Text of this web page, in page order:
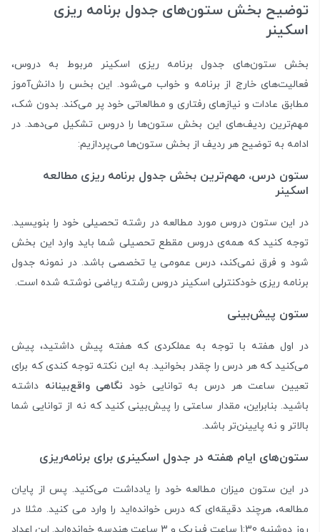
توضیح بخش ستون‌های جدول برنامه‌ ریزی
اسکینر
بخش ستون‌های جدول برنامه‌ ریزی اسکینر مربوط به دروس،
فعالیت‌های خارج از برنامه و خواب می‌شود. این بخس را دانش‌آموز
مطابق عادات و نیازهای رفتاری و مطالعاتی خود پر می‌کند. بدون شک،
مهم‌ترین ردیف‌های این بخش ستون‌ها را دروس تشکیل می‌دهد. در
ادامه به توضیح هر ردیف از بخش ستون‌ها می‌پردازیم:
ستون درس، مهم‌ترین بخش جدول برنامه ریزی مطالعه
اسکینر
در این ستون دروس مورد مطالعه در رشته تحصیلی خود را بنویسید.
توجه کنید که همه‌ی دروس مقطع تحصیلی شما باید وارد این بخش
شود و فرق نمی‌کند، درس عمومی یا تخصصی باشد. در نمونه جدول
برنامه ریزی خودکنترلی اسکینر دروس رشته ریاضی نوشته شده است.
ستون پیش‌بینی
در اول هفته با توجه به عملکردی که هفته پیش داشتید، پیش
می‌کنید که هر درس را چقدر بخوانید. به این نکته توجه کندی که برای
تعیین ساعت هر درس به توانایی خود نگاهی واقع‌بینانه داشته
باشید. بنابراین، مقدار ساعتی را پیش‌بینی کنید که نه از توانایی شما
بالاتر و نه پایینن‌تر باشد.
ستون‌های ایام هفته در جدول اسکینری برای برنامه‌ریزی
در این ستون میزان مطالعه خود را یادداشت می‌کنید. پس از پایان
مطالعه، هرچند دقیقه‌ای که درس خوانده‌اید را وارد می کنید. مثلا در